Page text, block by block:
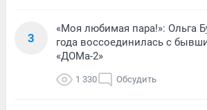
3
«Моя любимая пара!»: Ольга
года воссоединилась с
«ДОМа-2»
1 330 Обсудить